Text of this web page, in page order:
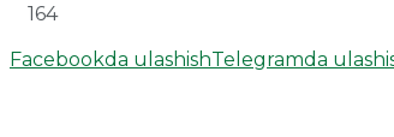
164
Facebookda ulashishTelegramda